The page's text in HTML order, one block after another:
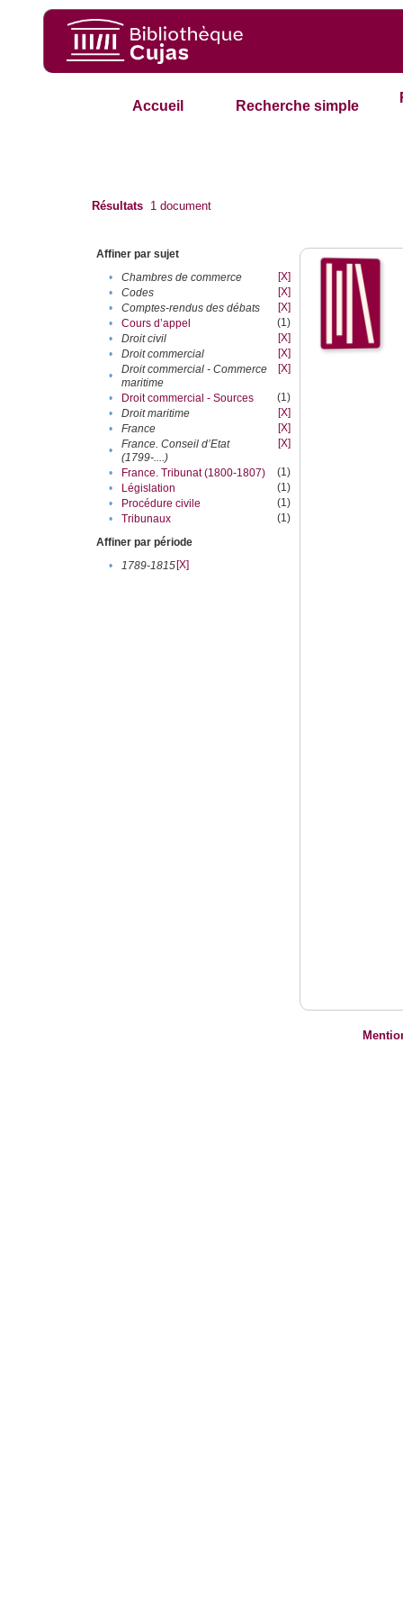
Accueil Recherche simple
Résultats 1 document
Affiner par sujet
•
Chambres de commerce
[X]
•
Codes
[X]
•
Comptes-rendus des débats
[X]
•
Cours d’appel
(1)
•
Droit civil
[X]
•
Droit commercial
[X]
•
Droit commercial - Commerce
maritime
[X]
• Droit commercial - Sources
(1)
•
Droit maritime
[X]
•
France
[X]
•
France. Conseil d’Etat
(1799-....)
[X]
• France. Tribunat (1800-1807)
(1)
•
Législation
(1)
•
Procédure civile
(1)
•
Tribunaux
(1)
Affiner par période
•
1789-1815[X]